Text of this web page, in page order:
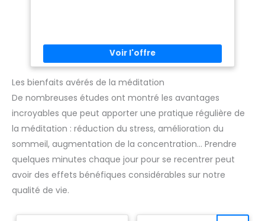
Les bienfaits avérés de la méditation
De nombreuses études ont montré les avantages
incroyables que peut apporter une pratique régulière de
la méditation : réduction du stress, amélioration du
sommeil, augmentation de la concentration… Prendre
quelques minutes chaque jour pour se recentrer peut
avoir des effets bénéfiques considérables sur notre
qualité de vie.